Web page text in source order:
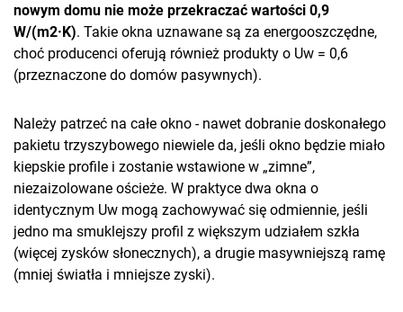
nowym domu nie może przekraczać wartości 0,9
W/(m2·K). Takie okna uznawane są za energooszczędne,
choć producenci oferują również produkty o Uw = 0,6
(przeznaczone do domów pasywnych).
Należy patrzeć na całe okno - nawet dobranie doskonałego
pakietu trzyszybowego niewiele da, jeśli okno będzie miało
kiepskie profile i zostanie wstawione w „zimne”,
niezaizolowane ościeże. W praktyce dwa okna o
identycznym Uw mogą zachowywać się odmiennie, jeśli
jedno ma smuklejszy profil z większym udziałem szkła
(więcej zysków słonecznych), a drugie masywniejszą ramę
(mniej światła i mniejsze zyski).